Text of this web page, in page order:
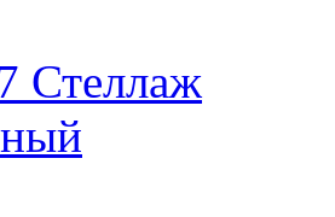
Стеллаж